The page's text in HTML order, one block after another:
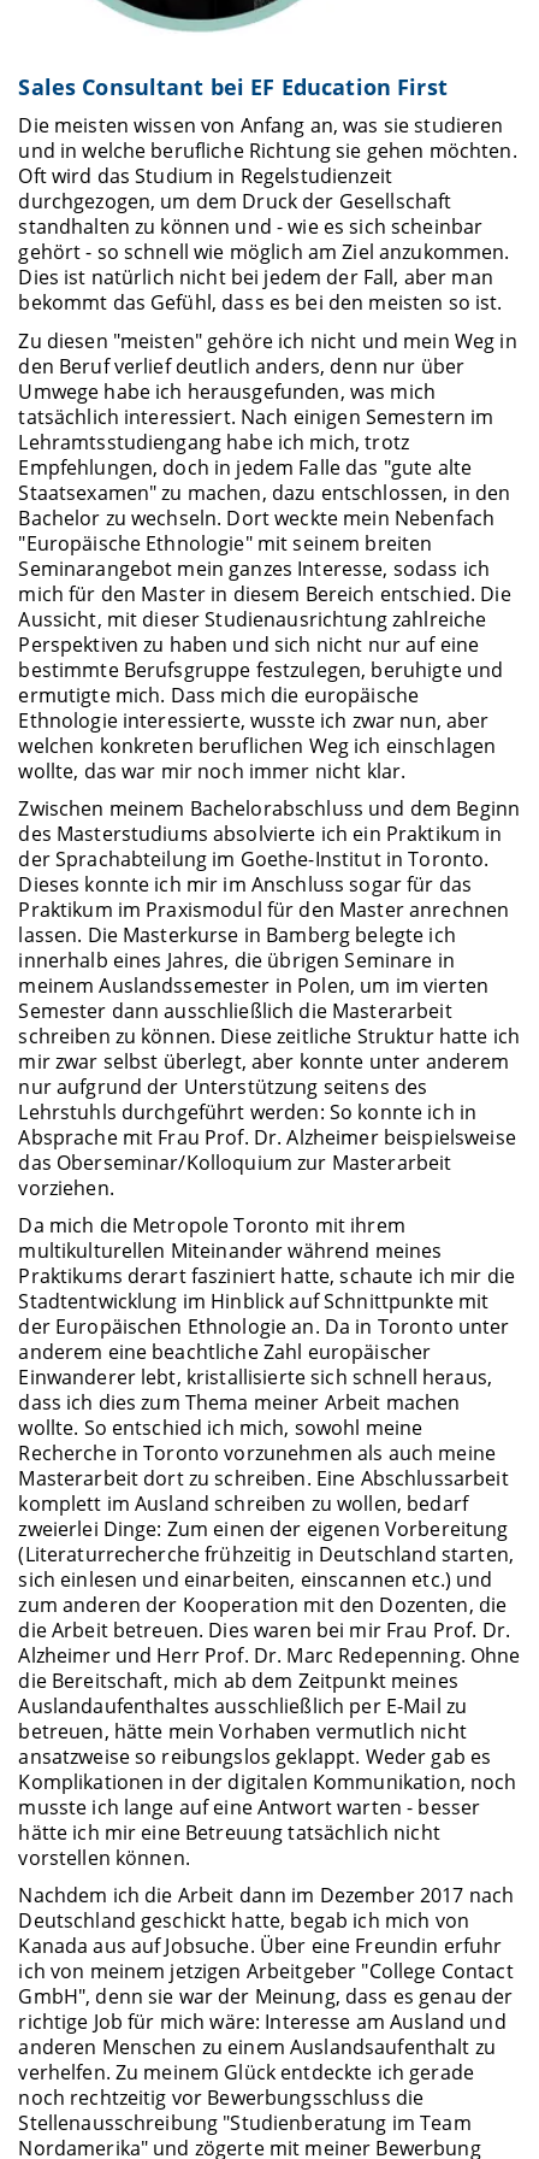
Sales Consultant bei EF Education First
Die meisten wissen von Anfang an, was sie studieren
und in welche berufliche Richtung sie gehen möchten.
Oft wird das Studium in Regelstudienzeit
durchgezogen, um dem Druck der Gesellschaft
standhalten zu können und - wie es sich scheinbar
gehört - so schnell wie möglich am Ziel anzukommen.
Dies ist natürlich nicht bei jedem der Fall, aber man
bekommt das Gefühl, dass es bei den meisten so ist.
Zu diesen "meisten" gehöre ich nicht und mein Weg in
den Beruf verlief deutlich anders, denn nur über
Umwege habe ich herausgefunden, was mich
tatsächlich interessiert. Nach einigen Semestern im
Lehramtsstudiengang habe ich mich, trotz
Empfehlungen, doch in jedem Falle das "gute alte
Staatsexamen" zu machen, dazu entschlossen, in den
Bachelor zu wechseln. Dort weckte mein Nebenfach
"Europäische Ethnologie" mit seinem breiten
Seminarangebot mein ganzes Interesse, sodass ich
mich für den Master in diesem Bereich entschied. Die
Aussicht, mit dieser Studienausrichtung zahlreiche
Perspektiven zu haben und sich nicht nur auf eine
bestimmte Berufsgruppe festzulegen, beruhigte und
ermutigte mich. Dass mich die europäische
Ethnologie interessierte, wusste ich zwar nun, aber
welchen konkreten beruflichen Weg ich einschlagen
wollte, das war mir noch immer nicht klar.
Zwischen meinem Bachelorabschluss und dem Beginn
des Masterstudiums absolvierte ich ein Praktikum in
der Sprachabteilung im Goethe-Institut in Toronto.
Dieses konnte ich mir im Anschluss sogar für das
Praktikum im Praxismodul für den Master anrechnen
lassen. Die Masterkurse in Bamberg belegte ich
innerhalb eines Jahres, die übrigen Seminare in
meinem Auslandssemester in Polen, um im vierten
Semester dann ausschließlich die Masterarbeit
schreiben zu können. Diese zeitliche Struktur hatte ich
mir zwar selbst überlegt, aber konnte unter anderem
nur aufgrund der Unterstützung seitens des
Lehrstuhls durchgeführt werden: So konnte ich in
Absprache mit Frau Prof. Dr. Alzheimer beispielsweise
das Oberseminar/Kolloquium zur Masterarbeit
vorziehen.
Da mich die Metropole Toronto mit ihrem
multikulturellen Miteinander während meines
Praktikums derart fasziniert hatte, schaute ich mir die
Stadtentwicklung im Hinblick auf Schnittpunkte mit
der Europäischen Ethnologie an. Da in Toronto unter
anderem eine beachtliche Zahl europäischer
Einwanderer lebt, kristallisierte sich schnell heraus,
dass ich dies zum Thema meiner Arbeit machen
wollte. So entschied ich mich, sowohl meine
Recherche in Toronto vorzunehmen als auch meine
Masterarbeit dort zu schreiben. Eine Abschlussarbeit
komplett im Ausland schreiben zu wollen, bedarf
zweierlei Dinge: Zum einen der eigenen Vorbereitung
(Literaturrecherche frühzeitig in Deutschland starten,
sich einlesen und einarbeiten, einscannen etc.) und
zum anderen der Kooperation mit den Dozenten, die
die Arbeit betreuen. Dies waren bei mir Frau Prof. Dr.
Alzheimer und Herr Prof. Dr. Marc Redepenning. Ohne
die Bereitschaft, mich ab dem Zeitpunkt meines
Auslandaufenthaltes ausschließlich per E-Mail zu
betreuen, hätte mein Vorhaben vermutlich nicht
ansatzweise so reibungslos geklappt. Weder gab es
Komplikationen in der digitalen Kommunikation, noch
musste ich lange auf eine Antwort warten - besser
hätte ich mir eine Betreuung tatsächlich nicht
vorstellen können.
Nachdem ich die Arbeit dann im Dezember 2017 nach
Deutschland geschickt hatte, begab ich mich von
Kanada aus auf Jobsuche. Über eine Freundin erfuhr
ich von meinem jetzigen Arbeitgeber "College Contact
GmbH", denn sie war der Meinung, dass es genau der
richtige Job für mich wäre: Interesse am Ausland und
anderen Menschen zu einem Auslandsaufenthalt zu
verhelfen. Zu meinem Glück entdeckte ich gerade
noch rechtzeitig vor Bewerbungsschluss die
Stellenausschreibung "Studienberatung im Team
Nordamerika" und zögerte mit meiner Bewerbung